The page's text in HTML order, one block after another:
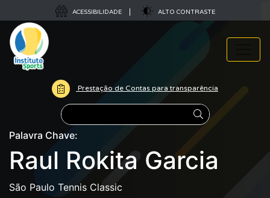
ACESSIBILIDADE ALTO CONTRASTE
Prestação de Contas para transparência
Pesquisar
Palavra Chave:
Raul Rokita Garcia
São Paulo Tennis Classic